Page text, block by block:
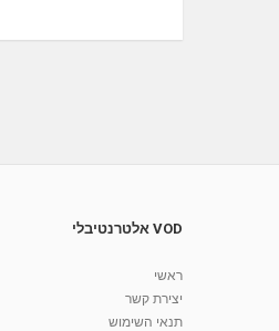
VOD אלטרנטיבלי
ראשי
יצירת קשר
תנאי השימוש